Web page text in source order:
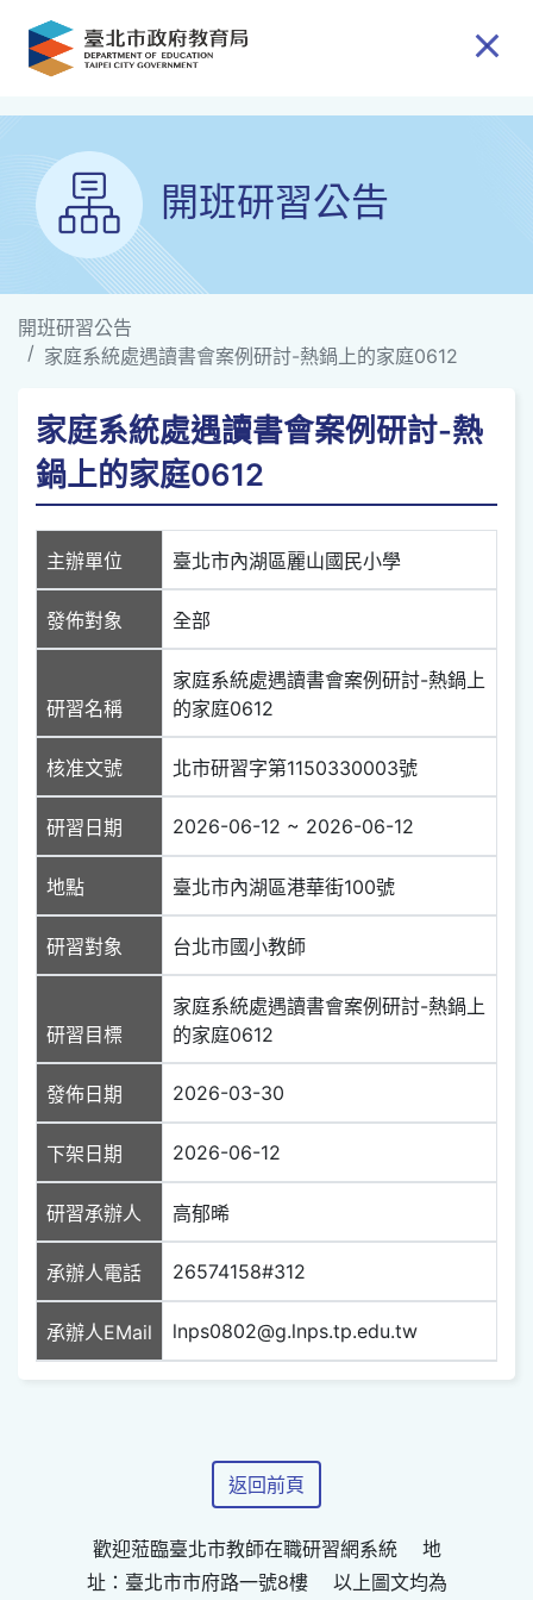
跳到主要內容
開班研習公告
開班研習公告
家庭系統處遇讀書會案例研討-熱鍋上的家庭0612
家庭系統處遇讀書會案例研討-熱
鍋上的家庭0612
主辦單位 臺北市內湖區麗山國民小學
發佈對象 全部
研習名稱
家庭系統處遇讀書會案例研討-熱鍋上
的家庭0612
核准文號 北市研習字第1150330003號
研習日期 2026-06-12 ~ 2026-06-12
地點 臺北市內湖區港華街100號
研習對象 台北市國小教師
研習目標
家庭系統處遇讀書會案例研討-熱鍋上
的家庭0612
發佈日期 2026-03-30
下架日期 2026-06-12
研習承辦人 高郁晞
承辦人電話 26574158#312
承辦人EMail lnps0802@g.lnps.tp.edu.tw
返回前頁
歡迎蒞臨臺北市教師在職研習網系統 地
址：臺北市市府路一號8樓 以上圖文均為